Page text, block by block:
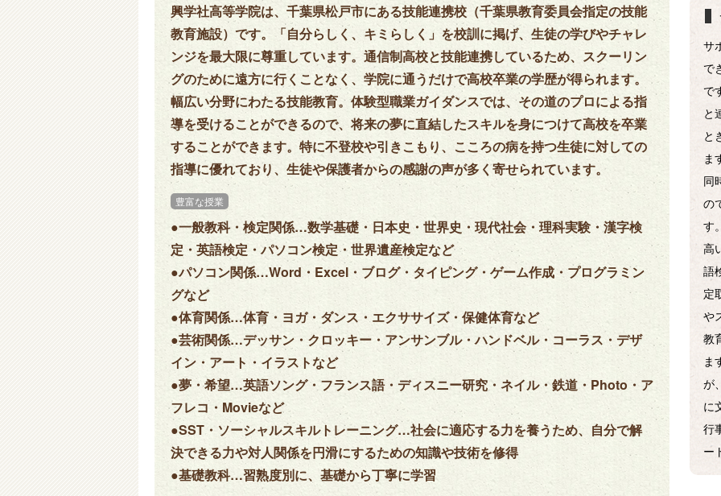
興学社高等学院は、千葉県松戸市にある技能連携校（千葉県教育委員会指定の技能
教育施設）です。「自分らしく、キミらしく」を校訓に掲げ、生徒の学びやチャレ
ンジを最大限に尊重しています。通信制高校と技能連携しているため、スクーリン
グのために遠方に行くことなく、学院に通うだけで高校卒業の学歴が得られます。
幅広い分野にわたる技能教育。体験型職業ガイダンスでは、その道のプロによる指
導を受けることができるので、将来の夢に直結したスキルを身につけて高校を卒業
することができます。特に不登校や引きこもり、こころの病を持つ生徒に対しての
指導に優れており、生徒や保護者からの感謝の声が多く寄せられています。
豊富な授業
●一般教科・検定関係…数学基礎・日本史・世界史・現代社会・理科実験・漢字検
定・英語検定・パソコン検定・世界遺産検定など
●パソコン関係…Word・Excel・ブログ・タイピング・ゲーム作成・プログラミン
グなど
●体育関係…体育・ヨガ・ダンス・エクササイズ・保健体育など
●芸術関係…デッサン・クロッキー・アンサンブル・ハンドベル・コーラス・デザ
イン・アート・イラストなど
●夢・希望…英語ソング・フランス語・ディスニー研究・ネイル・鉄道・Photo・ア
フレコ・Movieなど
●SST・ソーシャルスキルトレーニング…社会に適応する力を養うため、自分で解
決できる力や対人関係を円滑にするための知識や技術を修得
●基礎教科…習熟度別に、基礎から丁寧に学習
サ
で
で
と
と
ま
同
の
す
高
語
定
や
教
ま
が
に
行
ー